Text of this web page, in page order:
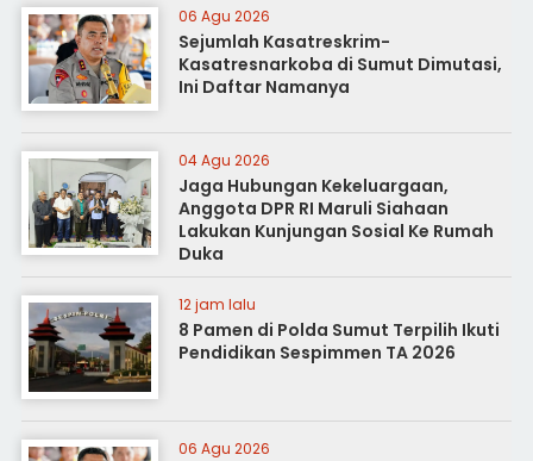
06 Agu 2026
Sejumlah Kasatreskrim-
Kasatresnarkoba di Sumut Dimutasi,
Ini Daftar Namanya
04 Agu 2026
Jaga Hubungan Kekeluargaan,
Anggota DPR RI Maruli Siahaan
Lakukan Kunjungan Sosial Ke Rumah
Duka
12 jam lalu
8 Pamen di Polda Sumut Terpilih Ikuti
Pendidikan Sespimmen TA 2026
06 Agu 2026